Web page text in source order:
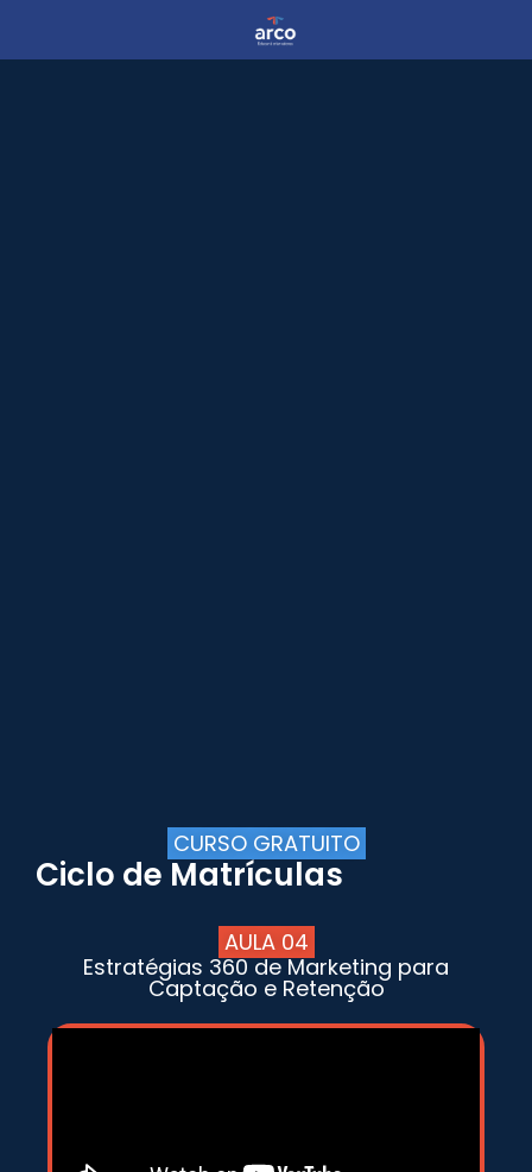
CURSO GRATUITO
Ciclo de Matrículas
AULA 04
Estratégias 360 de Marketing para
Captação e Retenção